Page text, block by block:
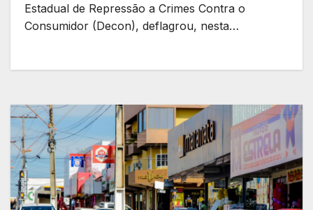
Estadual de Repressão a Crimes Contra o
Consumidor (Decon), deflagrou, nesta…